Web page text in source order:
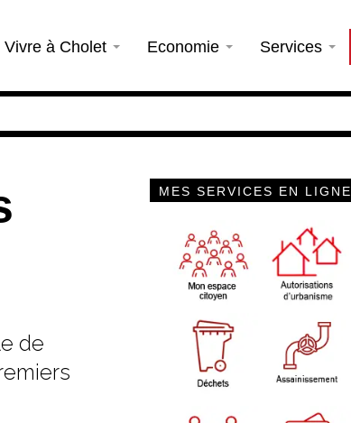
Vivre à Cholet Economie Services
de
MES SERVICES EN LIGNE